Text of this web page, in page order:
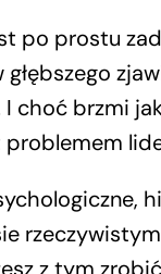
po prostu
choć brzmi